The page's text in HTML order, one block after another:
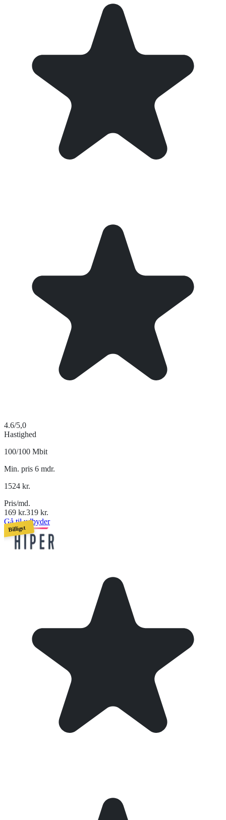
4.6/5,0
Hastighed
100/100 Mbit
Min. pris 6 mdr.
1524 kr.
Pris/md.
169 kr.319 kr.
Gå til udbyder
Billigst